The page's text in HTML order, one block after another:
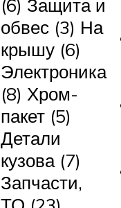
(6) Защита и
обвес (3) На
крышу (6)
Электроника
(8) Хром-
пакет (5)
Детали
кузова (7)
Запчасти,